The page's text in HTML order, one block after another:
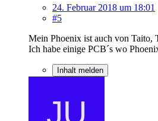
24. Februar 2018 um 18:01
#5
Mein Phoenix ist auch von Taito,
Ich habe einige PCB´s wo
Inhalt melden